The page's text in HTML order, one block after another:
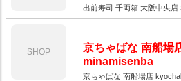
出前寿司 千両箱 大阪中央
SHOP
京ちゃばな 南船場
minamisenba
京ちゃばな 南船場店